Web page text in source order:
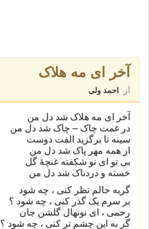
آخر ای مه هلاک
از احمد ولی
آخر ای مه هلاک شد دل من
در غمت چاک – چاک شد دل من
سینه تا برگزید الفت دوست
ار همه مهر پاک شد دل من
بی تو ای نو شکفته غنچۀ گل
خسته و دردناک شد دل من
گربه حالم نظر کنی ، چه شود
بر سرم یک گذر کنی ، چه شود ؟
رحمی ، ای نونهال گلشن جان
گر به این چشم تر کنی ، چه شود ؟